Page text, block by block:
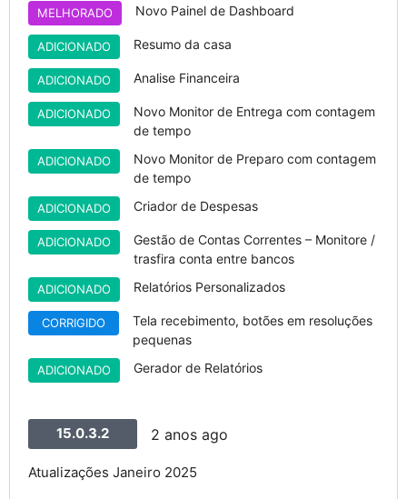
MELHORADO Novo Painel de Dashboard
ADICIONADO Resumo da casa
ADICIONADO Analise Financeira
ADICIONADO
Novo Monitor de Entrega com contagem
de tempo
ADICIONADO
Novo Monitor de Preparo com contagem
de tempo
ADICIONADO Criador de Despesas
ADICIONADO
Gestão de Contas Correntes – Monitore /
trasfira conta entre bancos
ADICIONADO Relatórios Personalizados
CORRIGIDO
Tela recebimento, botões em resoluções
pequenas
ADICIONADO Gerador de Relatórios
15.0.3.2 2 anos ago
Atualizações Janeiro 2025